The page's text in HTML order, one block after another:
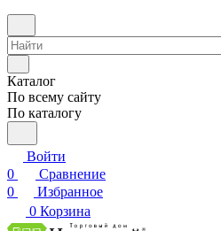
Каталог
По всему сайту
По каталогу
Войти
0
Сравнение
0
Избранное
0 Корзина